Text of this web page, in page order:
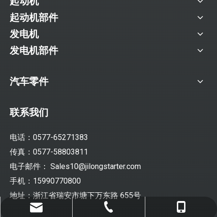
Sales10@jilongstarter.com
0577-65271383
15990770800
起动机部件
发电机
发电机部件
汽车零件
联系我们
电话：0577-65271383
传真：0577-58803811
电子邮件： Sales10@jilongstarter.com
手机：15990770800
地址：浙江省瑞安市塘下万东路 655号